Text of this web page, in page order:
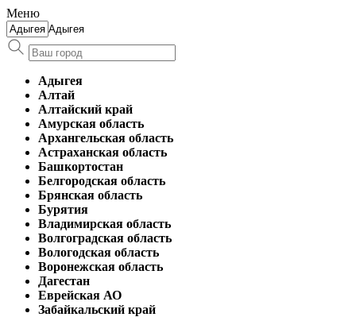
Меню
Адыгея
Адыгея
Алтай
Алтайский край
Амурская область
Архангельская область
Астраханская область
Башкортостан
Белгородская область
Брянская область
Бурятия
Владимирская область
Волгоградская область
Вологодская область
Воронежская область
Дагестан
Еврейская АО
Забайкальский край